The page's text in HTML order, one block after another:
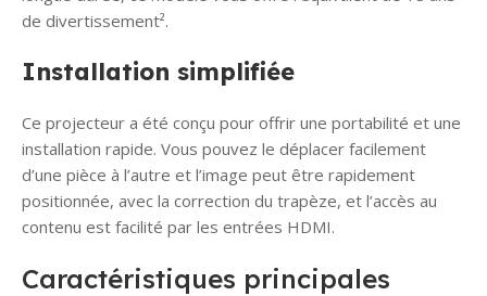
de divertissement².
Installation simplifiée
Ce projecteur a été conçu pour offrir une portabilité et une
installation rapide. Vous pouvez le déplacer facilement
d’une pièce à l’autre et l’image peut être rapidement
positionnée, avec la correction du trapèze, et l’accès au
contenu est facilité par les entrées HDMI.
Caractéristiques principales